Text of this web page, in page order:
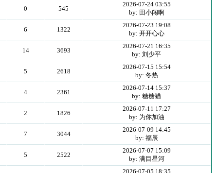
0 545
2026-07-24 03:55
by: 田小闯啊
6 1322
2026-07-23 19:08
by: 开开心心
14 3693
2026-07-21 16:35
by: 刘少平
5 2618
2026-07-15 15:54
by: 冬热
4 2361
2026-07-14 15:37
by: 糖糖猫
2 1826
2026-07-11 17:27
by: 为你加油
7 3044
2026-07-09 14:45
by: 福辰
5 2522
2026-07-07 15:09
by: 满目星河
2026-07-05 18:35